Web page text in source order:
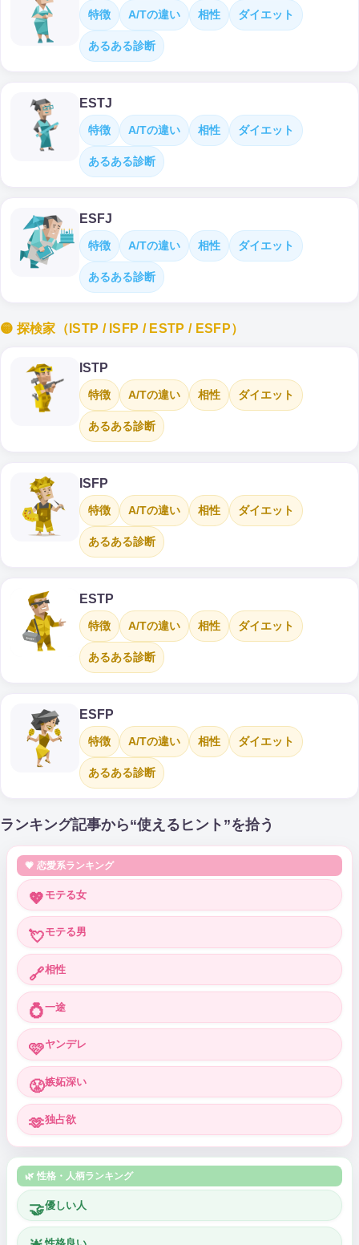
特徴 A/Tの違い 相性 ダイエット
あるある診断
ESTJ
特徴 A/Tの違い 相性 ダイエット
あるある診断
ESFJ
特徴 A/Tの違い 相性 ダイエット
あるある診断
🟡 探検家（ISTP / ISFP / ESTP / ESFP）
ISTP
特徴 A/Tの違い 相性 ダイエット
あるある診断
ISFP
特徴 A/Tの違い 相性 ダイエット
あるある診断
ESTP
特徴 A/Tの違い 相性 ダイエット
あるある診断
ESFP
特徴 A/Tの違い 相性 ダイエット
あるある診断
ランキング記事から“使えるヒント”を拾う
💗 恋愛系ランキング
💖 モテる女
💘モテる男
🔗相性
💍一途
🩷ヤンデレ
😤嫉妬深い
🫶独占欲
🌿 性格・人柄ランキング
🤝優しい人